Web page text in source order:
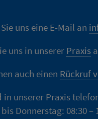
uns eine E-Mail an
uns in unserer Praxis
auch einen Rückruf
in unserer Praxis
Donnerstag: 08:30 –